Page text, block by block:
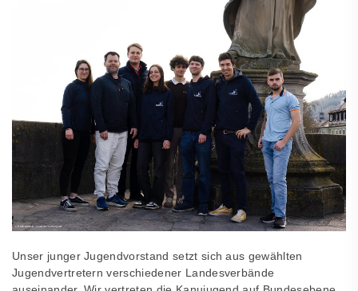
Unser junger Jugendvorstand setzt sich aus gewählten
Jugendvertretern verschiedener Landesverbände